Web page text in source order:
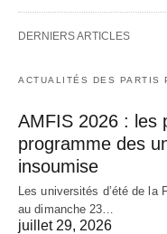
DERNIERS ARTICLES
ACTUALITÉS DES PARTIS
AMFIS 2026 : les
programme des
insoumise
Les universités d’été de la
au dimanche 23…
juillet 29, 2026